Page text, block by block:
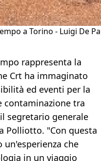
a Torino - Luigi De
rappresenta la
Crt ha immaginato
ed eventi per la
tra
segretario generale
Polliotto. "Con questa
che
in un viaggio